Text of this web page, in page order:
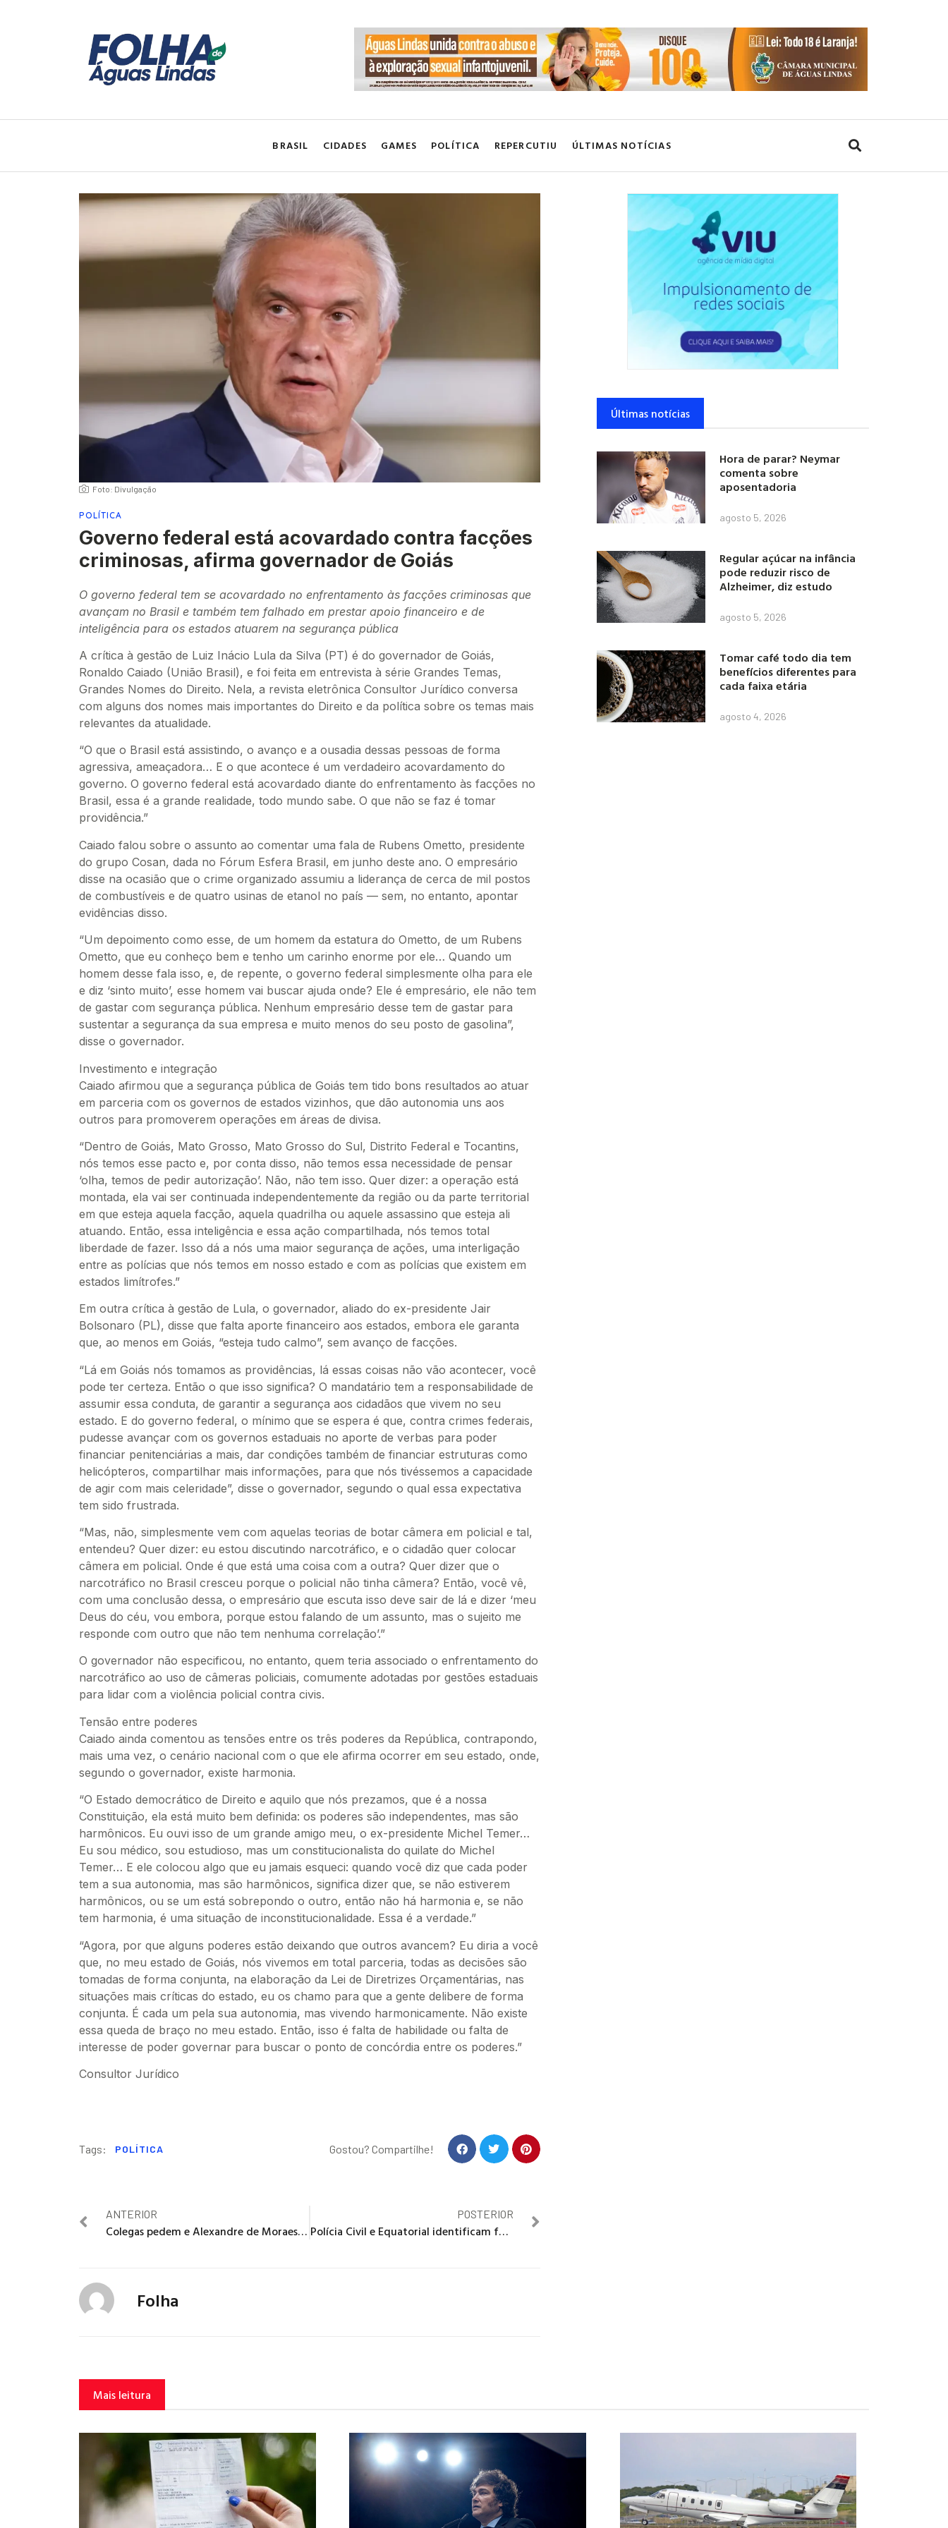
BRASIL CIDADES GAMES POLÍTICA REPERCUTIU ÚLTIMAS NOTÍCIAS
Foto: Divulgação
POLÍTICA
Governo federal está acovardado contra facções
criminosas, afirma governador de Goiás
O governo federal tem se acovardado no enfrentamento às facções criminosas que
avançam no Brasil e também tem falhado em prestar apoio financeiro e de
inteligência para os estados atuarem na segurança pública
A crítica à gestão de Luiz Inácio Lula da Silva (PT) é do governador de Goiás,
Ronaldo Caiado (União Brasil), e foi feita em entrevista à série Grandes Temas,
Grandes Nomes do Direito. Nela, a revista eletrônica Consultor Jurídico conversa
com alguns dos nomes mais importantes do Direito e da política sobre os temas mais
relevantes da atualidade.
“O que o Brasil está assistindo, o avanço e a ousadia dessas pessoas de forma
agressiva, ameaçadora… E o que acontece é um verdadeiro acovardamento do
governo. O governo federal está acovardado diante do enfrentamento às facções no
Brasil, essa é a grande realidade, todo mundo sabe. O que não se faz é tomar
providência.”
Caiado falou sobre o assunto ao comentar uma fala de Rubens Ometto, presidente
do grupo Cosan, dada no Fórum Esfera Brasil, em junho deste ano. O empresário
disse na ocasião que o crime organizado assumiu a liderança de cerca de mil postos
de combustíveis e de quatro usinas de etanol no país — sem, no entanto, apontar
evidências disso.
“Um depoimento como esse, de um homem da estatura do Ometto, de um Rubens
Ometto, que eu conheço bem e tenho um carinho enorme por ele… Quando um
homem desse fala isso, e, de repente, o governo federal simplesmente olha para ele
e diz ‘sinto muito’, esse homem vai buscar ajuda onde? Ele é empresário, ele não tem
de gastar com segurança pública. Nenhum empresário desse tem de gastar para
sustentar a segurança da sua empresa e muito menos do seu posto de gasolina”,
disse o governador.
Investimento e integração
Caiado afirmou que a segurança pública de Goiás tem tido bons resultados ao atuar
em parceria com os governos de estados vizinhos, que dão autonomia uns aos
outros para promoverem operações em áreas de divisa.
“Dentro de Goiás, Mato Grosso, Mato Grosso do Sul, Distrito Federal e Tocantins,
nós temos esse pacto e, por conta disso, não temos essa necessidade de pensar
‘olha, temos de pedir autorização’. Não, não tem isso. Quer dizer: a operação está
montada, ela vai ser continuada independentemente da região ou da parte territorial
em que esteja aquela facção, aquela quadrilha ou aquele assassino que esteja ali
atuando. Então, essa inteligência e essa ação compartilhada, nós temos total
liberdade de fazer. Isso dá a nós uma maior segurança de ações, uma interligação
entre as polícias que nós temos em nosso estado e com as polícias que existem em
estados limítrofes.”
Em outra crítica à gestão de Lula, o governador, aliado do ex-presidente Jair
Bolsonaro (PL), disse que falta aporte financeiro aos estados, embora ele garanta
que, ao menos em Goiás, “esteja tudo calmo”, sem avanço de facções.
“Lá em Goiás nós tomamos as providências, lá essas coisas não vão acontecer, você
pode ter certeza. Então o que isso significa? O mandatário tem a responsabilidade de
assumir essa conduta, de garantir a segurança aos cidadãos que vivem no seu
estado. E do governo federal, o mínimo que se espera é que, contra crimes federais,
pudesse avançar com os governos estaduais no aporte de verbas para poder
financiar penitenciárias a mais, dar condições também de financiar estruturas como
helicópteros, compartilhar mais informações, para que nós tivéssemos a capacidade
de agir com mais celeridade”, disse o governador, segundo o qual essa expectativa
tem sido frustrada.
“Mas, não, simplesmente vem com aquelas teorias de botar câmera em policial e tal,
entendeu? Quer dizer: eu estou discutindo narcotráfico, e o cidadão quer colocar
câmera em policial. Onde é que está uma coisa com a outra? Quer dizer que o
narcotráfico no Brasil cresceu porque o policial não tinha câmera? Então, você vê,
com uma conclusão dessa, o empresário que escuta isso deve sair de lá e dizer ‘meu
Deus do céu, vou embora, porque estou falando de um assunto, mas o sujeito me
responde com outro que não tem nenhuma correlação’.”
O governador não especificou, no entanto, quem teria associado o enfrentamento do
narcotráfico ao uso de câmeras policiais, comumente adotadas por gestões estaduais
para lidar com a violência policial contra civis.
Tensão entre poderes
Caiado ainda comentou as tensões entre os três poderes da República, contrapondo,
mais uma vez, o cenário nacional com o que ele afirma ocorrer em seu estado, onde,
segundo o governador, existe harmonia.
“O Estado democrático de Direito e aquilo que nós prezamos, que é a nossa
Constituição, ela está muito bem definida: os poderes são independentes, mas são
harmônicos. Eu ouvi isso de um grande amigo meu, o ex-presidente Michel Temer…
Eu sou médico, sou estudioso, mas um constitucionalista do quilate do Michel
Temer… E ele colocou algo que eu jamais esqueci: quando você diz que cada poder
tem a sua autonomia, mas são harmônicos, significa dizer que, se não estiverem
harmônicos, ou se um está sobrepondo o outro, então não há harmonia e, se não
tem harmonia, é uma situação de inconstitucionalidade. Essa é a verdade.”
“Agora, por que alguns poderes estão deixando que outros avancem? Eu diria a você
que, no meu estado de Goiás, nós vivemos em total parceria, todas as decisões são
tomadas de forma conjunta, na elaboração da Lei de Diretrizes Orçamentárias, nas
situações mais críticas do estado, eu os chamo para que a gente delibere de forma
conjunta. É cada um pela sua autonomia, mas vivendo harmonicamente. Não existe
essa queda de braço no meu estado. Então, isso é falta de habilidade ou falta de
interesse de poder governar para buscar o ponto de concórdia entre os poderes.”
Consultor Jurídico
Tags: POLÍTICA Gostou? Compartilhe!
ANTERIOR
Colegas pedem e Alexandre de Moraes estuda encerrar inquéritos
POSTERIOR
Polícia Civil e Equatorial identificam furto de energia em Águas Lindas e dois são presos
Folha
Últimas notícias
Hora de parar? Neymar
comenta sobre
aposentadoria
agosto 5, 2026
Regular açúcar na infância
pode reduzir risco de
Alzheimer, diz estudo
agosto 5, 2026
Tomar café todo dia tem
benefícios diferentes para
cada faixa etária
agosto 4, 2026
Mais leitura